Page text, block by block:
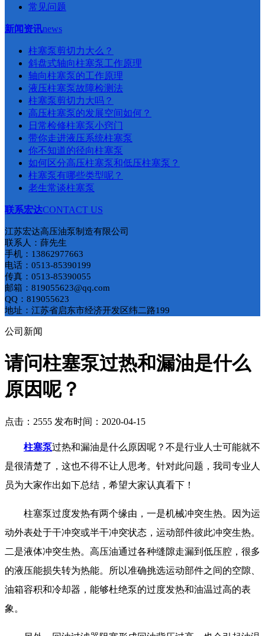
常见问题
新闻资讯news
柱塞泵剪切力大么？
斜盘式轴向柱塞泵工作原理
轴向柱塞泵的工作原理
液压柱塞泵故障检测法
柱塞泵剪切力大吗？
​高压柱塞泵的发展空间如何？
日常检修柱塞泵小窍门
带你走进液压系统柱塞泵
你不知道的径向柱塞泵
如何区分高压柱塞泵和低压柱塞泵​？
柱塞泵有哪些类型呢？
老生常谈柱塞泵
联系宏达CONTACT US
江苏宏达高压油泵制造有限公司
联系人：薛先生
手机：13862977663
电话：0513-85390199
传真：0513-85390055
邮箱：819055623@qq.com
QQ：819055623
地址：江苏省启东市经济开发区纬二路199
公司新闻
请问柱塞泵过热和漏油是什么
原因呢？
点击：2555 发布时间：2020-04-15
柱塞泵过热和漏油是什么原因呢？不是行业人士可能就不
是很清楚了，这也不得不让人思考。针对此问题，我司专业人
员为大家作出如下总结，希望大家认真看下！
柱塞泵过度发热有两个缘由，一是机械冲突生热。因为运
动外表处于干冲突或半干冲突状态，运动部件彼此冲突生热。
二是液体冲突生热。高压油通过各种缝隙走漏到低压腔，很多
的液压能损失转为热能。所以准确挑选运动部件之间的空隙、
油箱容积和冷却器，能够杜绝泵的过度发热和油温过高的表
象。